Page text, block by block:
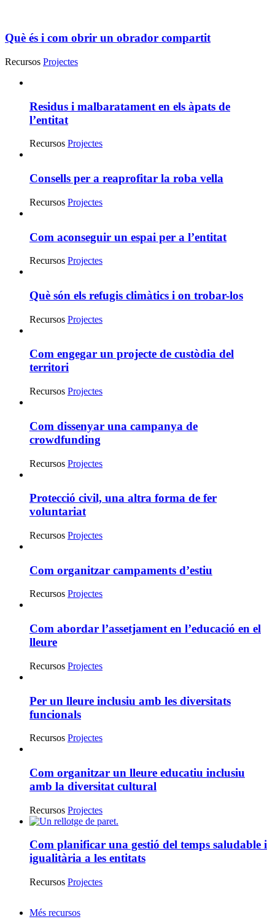
Què és i com obrir un obrador compartit
Recursos Projectes
Residus i malbaratament en els àpats de
l’entitat
Recursos Projectes
Consells per a reaprofitar la roba vella
Recursos Projectes
Com aconseguir un espai per a l’entitat
Recursos Projectes
Què són els refugis climàtics i on trobar-los
Recursos Projectes
Com engegar un projecte de custòdia del
territori
Recursos Projectes
Com dissenyar una campanya de
crowdfunding
Recursos Projectes
Protecció civil, una altra forma de fer
voluntariat
Recursos Projectes
Com organitzar campaments d’estiu
Recursos Projectes
Com abordar l’assetjament en l’educació en el
lleure
Recursos Projectes
Per un lleure inclusiu amb les diversitats
funcionals
Recursos Projectes
Com organitzar un lleure educatiu inclusiu
amb la diversitat cultural
Recursos Projectes
Com planificar una gestió del temps saludable i
igualitària a les entitats
Recursos Projectes
Més recursos